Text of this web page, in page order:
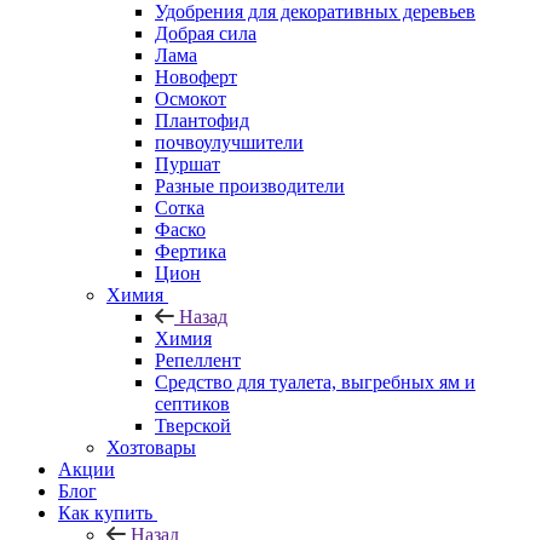
Удобрения для декоративных деревьев
Добрая сила
Лама
Новоферт
Осмокот
Плантофид
почвоулучшители
Пуршат
Разные производители
Сотка
Фаско
Фертика
Цион
Химия
Назад
Химия
Репеллент
Средство для туалета, выгребных ям и
септиков
Тверской
Хозтовары
Акции
Блог
Как купить
Назад